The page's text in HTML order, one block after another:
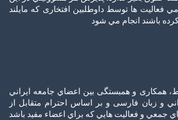
فعاليت ها توسط داوطلبین افتخاری كه مايلند
باشند انجام مي شود
همکاری و همبستگی بين اعضاي جامعه ايراني
و زبان فارسی و بر اساس احترام متقابل از
جمعي و فعالیت هايي كه براي اعضاء مفيد باشد